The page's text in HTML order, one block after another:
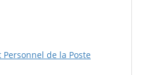
de la Poste